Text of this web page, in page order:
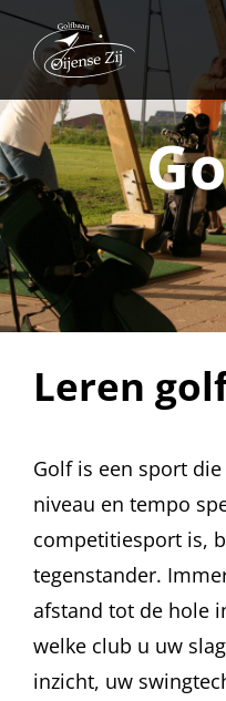
Ga
naar
inhoud
Leren
Golf is een sport
niveau en tempo
competitiesport is,
tegenstander.
afstand tot de hole
welke club u uw
inzicht, uw